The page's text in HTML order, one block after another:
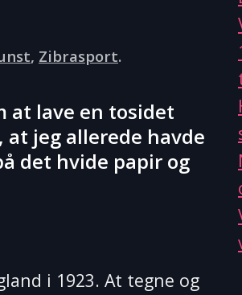
, Zibrasport.
at lave en tosidet
jeg allerede havde
det hvide papir og
i 1923. At tegne og